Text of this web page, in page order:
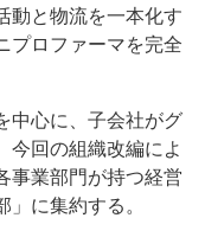
動と物流を一本化す
プロファーマを完全
中心に、子会社がグ
今回の組織改編によ
事業部門が持つ経営
に集約する。